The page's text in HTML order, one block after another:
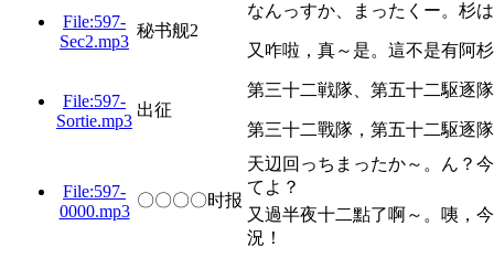
File:597-
Sec2.mp3
秘书舰2
なんっすか、まったくー。杉
又咋啦，真～是。這不是有阿
File:597-
Sortie.mp3
出征
第三十二戦隊、第五十二駆逐
第三十二戰隊，第五十二駆逐
File:597-
0000.mp3
〇〇〇〇时报
天辺回っちまったか～。ん？
てよ？
又過半夜十二點了啊～。咦，
況！